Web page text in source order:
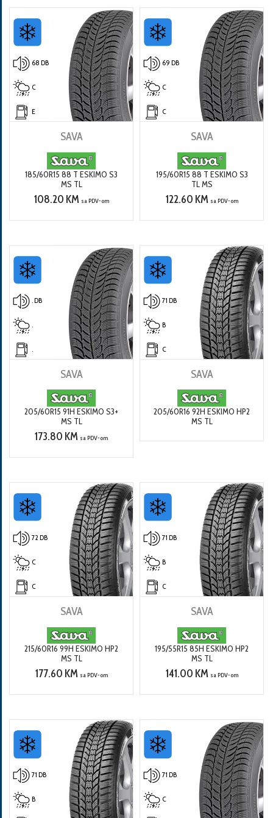
68 DB
C
E
SAVA
185/60R15 88 T ESKIMO S3
MS TL
108.20 KM sa PDV-om
69 DB
C
C
SAVA
195/60R15 88 T ESKIMO S3
TL MS
122.60 KM sa PDV-om
. DB
SAVA
205/60R15 91H ESKIMO S3+
MS TL
173.80 KM sa PDV-om
71 DB
B
C
SAVA
205/60R16 92H ESKIMO HP2
MS TL
72 DB
C
C
SAVA
215/60R16 99H ESKIMO HP2
MS TL
177.60 KM sa PDV-om
71 DB
B
C
SAVA
195/55R15 85H ESKIMO HP2
MS TL
141.00 KM sa PDV-om
71 DB
B
71 DB
C